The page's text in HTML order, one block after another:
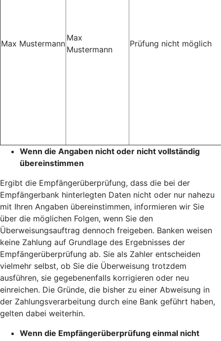
Max Mustermann
Max
Mustermann
Prüfung nicht möglich
Wenn die Angaben nicht oder nicht vollständig
übereinstimmen
Ergibt die Empfängerüberprüfung, dass die bei der
Empfängerbank hinterlegten Daten nicht oder nur nahezu
mit Ihren Angaben übereinstimmen, informieren wir Sie
über die möglichen Folgen, wenn Sie den
Überweisungsauftrag dennoch freigeben. Banken weisen
keine Zahlung auf Grundlage des Ergebnisses der
Empfängerüberprüfung ab. Sie als Zahler entscheiden
vielmehr selbst, ob Sie die Überweisung trotzdem
ausführen, sie gegebenenfalls korrigieren oder neu
einreichen. Die Gründe, die bisher zu einer Abweisung in
der Zahlungsverarbeitung durch eine Bank geführt haben,
gelten dabei weiterhin.
Wenn die Empfängerüberprüfung einmal nicht